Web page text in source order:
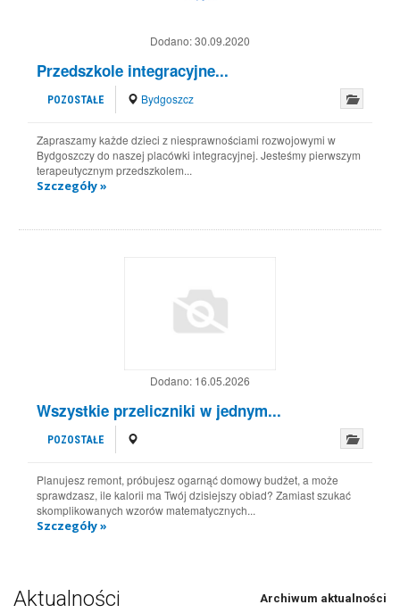
Dodano:30.09.2020
Przedszkole integracyjne...
POZOSTAŁE Bydgoszcz
Zapraszamy każde dzieci z niesprawnościami rozwojowymi w
Bydgoszczy do naszej placówki integracyjnej. Jesteśmy pierwszym
terapeutycznym przedszkolem...
Szczegóły »
Dodano: 16.05.2026
Wszystkie przeliczniki w jednym...
POZOSTAŁE
Planujesz remont, próbujesz ogarnąć domowy budżet, a może
sprawdzasz, ile kalorii ma Twój dzisiejszy obiad? Zamiast szukać
skomplikowanych wzorów matematycznych...
Szczegóły »
Aktualności Archiwum aktualności